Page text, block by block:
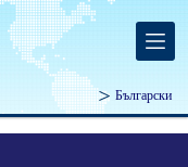
Български